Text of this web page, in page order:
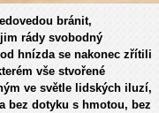
bránit,
rády svobodný
hnízda se nakonec zřítili
vše stvořené
ve světle lidských iluzí,
bez dotyku s hmotou, bez